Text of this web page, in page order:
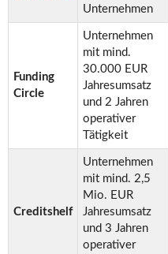
Unternehmen
Funding
Circle
Unternehmen
mit mind.
30.000 EUR
Jahresumsatz
und 2 Jahren
operativer
Tätigkeit
Creditshelf
Unternehmen
mit mind. 2,5
Mio. EUR
Jahresumsatz
und 3 Jahren
operativer